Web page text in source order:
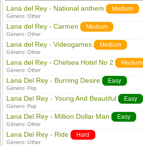
Lana del Rey - National anthem Medium
Género:Other
Lana del Rey - Carmen Medium
Género:Other
Lana del Rey - Videogames Medium
Género:Other
Lana del Rey - Chelsea Hotel No 2 Medium
Género:Other
Lana Del Rey - Burning Desire Easy
Género: Pop
Lana Del Rey - Young And Beautiful Easy
Género: Pop
Lana Del Rey - Million Dollar Man Easy
Género:Other
Lana Del Rey - Ride Hard
Género:Other